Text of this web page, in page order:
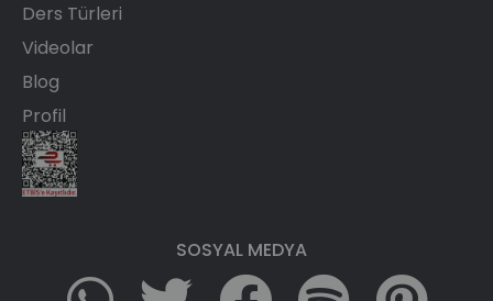
Ders Türleri
Videolar
Blog
Profil
SOSYAL MEDYA